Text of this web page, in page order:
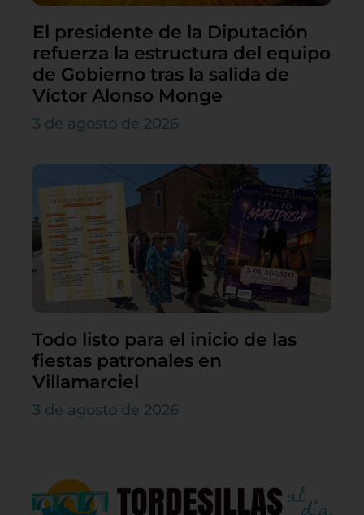
El presidente de la Diputación
refuerza la estructura del equipo
de Gobierno tras la salida de
Víctor Alonso Monge
3 de agosto de 2026
Todo listo para el inicio de las
fiestas patronales en
Villamarciel
3 de agosto de 2026